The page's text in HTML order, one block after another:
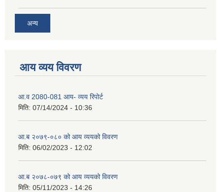
अन्य
आय व्यय विवरण
आ.व 2080-081 आय- व्यय रिपोर्ट
मिति: 07/14/2024 - 10:36
आ.ब २०७९-०८० को आय व्ययको विवरण
मिति: 06/02/2023 - 12:02
आ.ब २०७८-०७९ को आय व्ययको विवरण
मिति: 05/11/2023 - 14:26